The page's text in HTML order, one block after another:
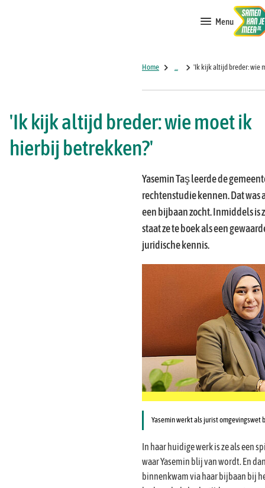
Menu
Home 'Ik kijk altijd breder: wie
'Ik kijk altijd breder: wie moet ik
hierbij betrekken?'
Yasemin Taş leerde de
rechtenstudie kennen. Dat was
een bijbaan zocht. Inmiddels is
staat ze te boek als een
juridische kennis.
Yasemin werkt als jurist omgevingswet
In haar huidige werk is ze als een
waar Yasemin blij van wordt. En
binnenkwam via haar bijbaan bij